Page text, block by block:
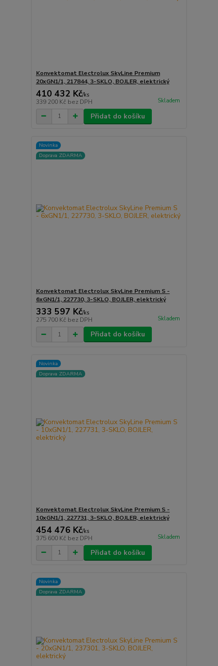
Konvektomat Electrolux SkyLine Premium
20xGN1/1, 217844, 3-SKLO, BOJLER, elektrický
410 432 Kč/ks
339 200 Kč bez DPH Skladem
Přidat do košíku
Novinka
Doprava ZDARMA
Konvektomat Electrolux SkyLine Premium S -
6xGN1/1, 227730, 3-SKLO, BOJLER, elektrický
333 597 Kč/ks
275 700 Kč bez DPH Skladem
Přidat do košíku
Novinka
Doprava ZDARMA
Konvektomat Electrolux SkyLine Premium S -
10xGN1/1, 227731, 3-SKLO, BOJLER, elektrický
454 476 Kč/ks
375 600 Kč bez DPH Skladem
Přidat do košíku
Novinka
Doprava ZDARMA